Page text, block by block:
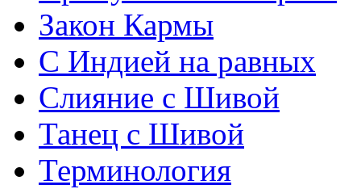
Закон Кармы
С Индией на равных
Слияние с Шивой
Танец с Шивой
Терминология